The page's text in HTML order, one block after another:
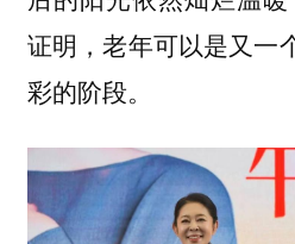
证明，老年可以是又一
彩的阶段。